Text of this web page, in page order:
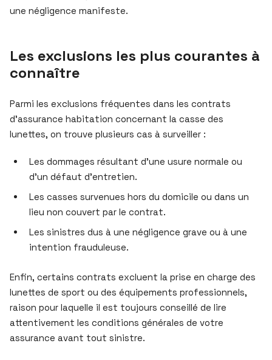
une négligence manifeste.
Les exclusions les plus courantes à
connaître
Parmi les exclusions fréquentes dans les contrats
d’assurance habitation concernant la casse des
lunettes, on trouve plusieurs cas à surveiller :
Les dommages résultant d’une usure normale ou
d’un défaut d’entretien.
Les casses survenues hors du domicile ou dans un
lieu non couvert par le contrat.
Les sinistres dus à une négligence grave ou à une
intention frauduleuse.
Enfin, certains contrats excluent la prise en charge des
lunettes de sport ou des équipements professionnels,
raison pour laquelle il est toujours conseillé de lire
attentivement les conditions générales de votre
assurance avant tout sinistre.